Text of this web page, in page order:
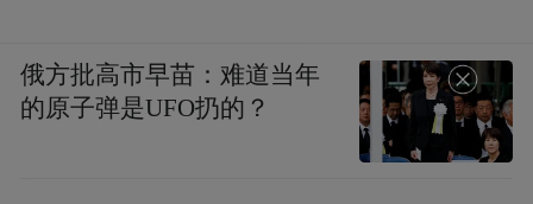
俄方批高市早苗：难道当年
的原子弹是UFO扔的？